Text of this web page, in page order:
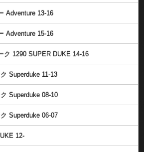
Adventure 13-16
Adventure 15-16
ク 1290 SUPER DUKE 14-16
Superduke 11-13
Superduke 08-10
Superduke 06-07
12-